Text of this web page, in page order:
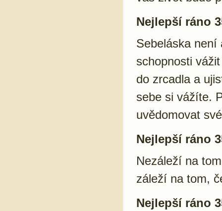
Nejlepší ráno
Sebeláska
schopnosti
do zrcadla a
sebe si vážíte.
uvědomovat
Nejlepší ráno
Nezáleží na
záleží na tom,
Nejlepší ráno